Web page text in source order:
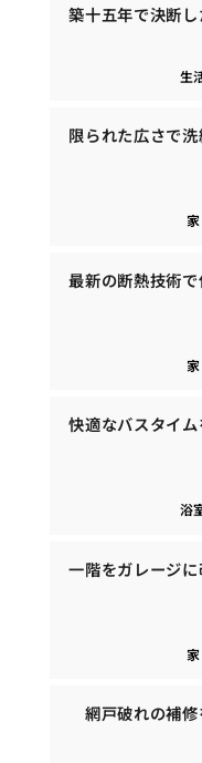
築十五年で決断
生
限られた広さで
家
最新の断熱技術
家
快適なバスタイ
浴
一階をガレージ
家
網戸破れの補